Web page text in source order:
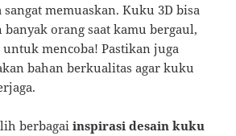
memuaskan. Kuku 3D bisa
orang saat kamu bergaul,
mencoba! Pastikan juga
bahan berkualitas agar kuku
berbagaiinspirasi desain kuku